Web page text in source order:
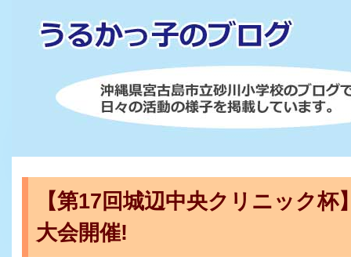
【第17回城辺中央クリニック
大会開催!